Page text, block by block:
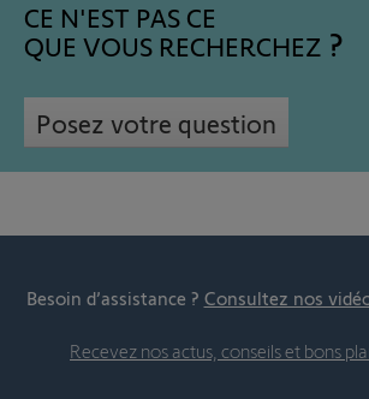
CE N'EST PAS CE
QUE VOUS RECHERCHEZ
Posez votre question
Besoin d’assistance ? Consultez nos
Recevez nos actus, conseils et bons